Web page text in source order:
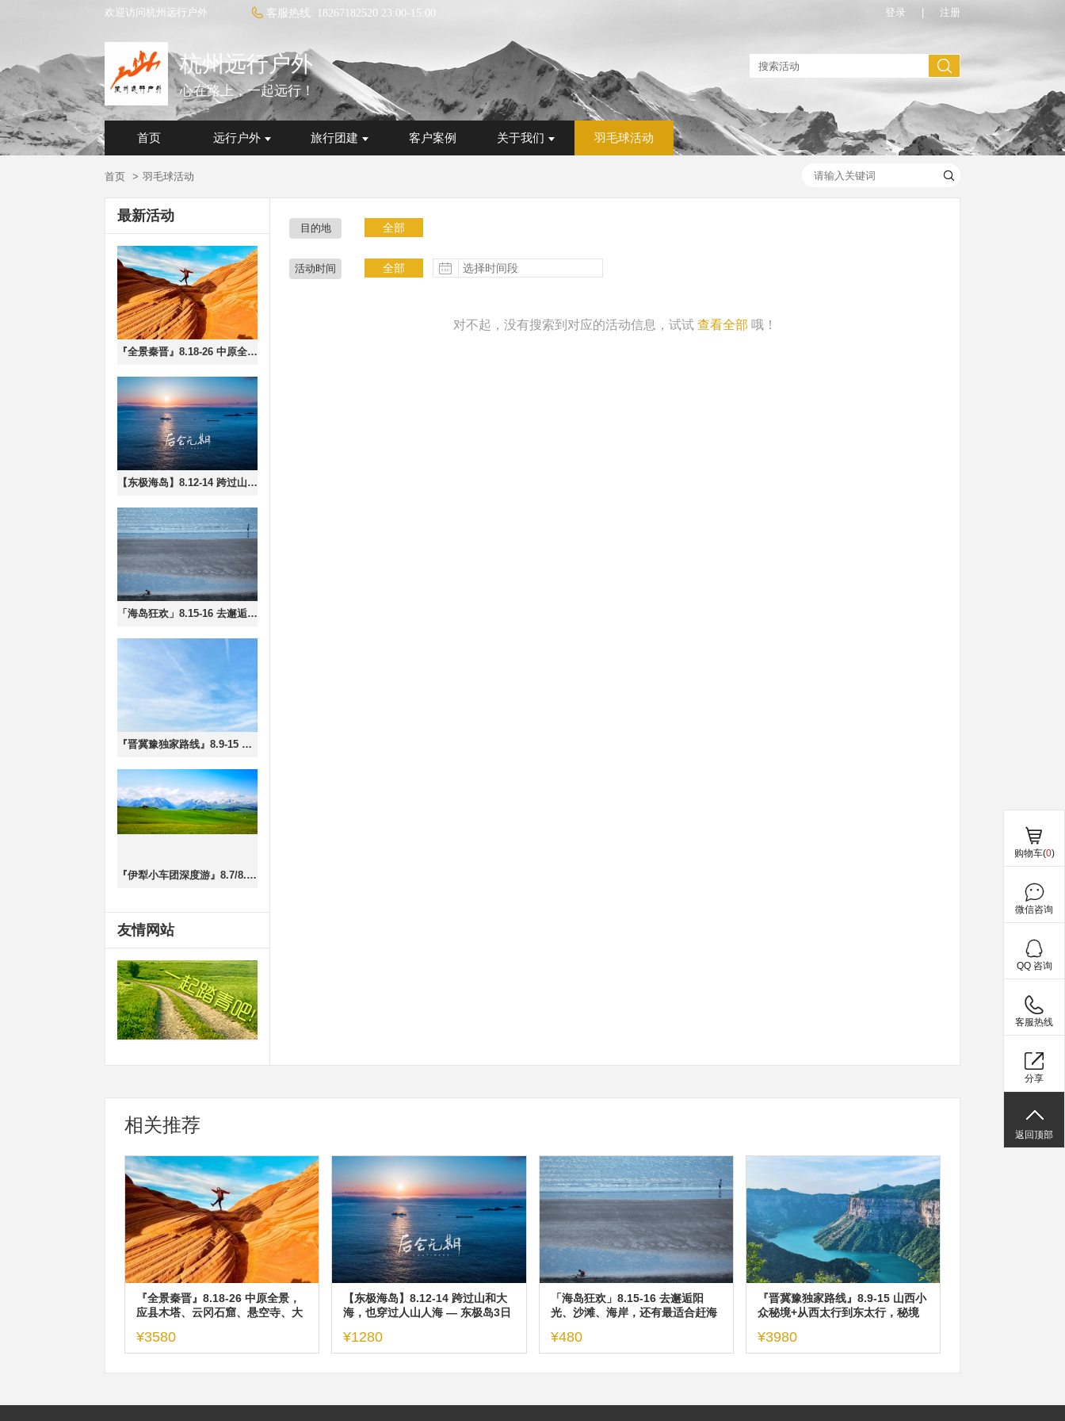
欢迎访问杭州远行户外 客服热线: 18267182520 23:00- 15:00 登录 注册
杭州远行户外
心在路上，一起远行！
首页 远行户外 旅行团建 客户案例 关于我们 羽毛球活动
首页 羽毛球活动
最新活动
『全景秦晋』8.18-26 中原全景，应县木塔、云冈石窟、悬空寺、大同、雨岔大峡谷、波浪谷……
【东极海岛】8.12-14 跨过山和大海，也穿过人山人海 — 东极岛3日行，船票有限先到先得
「海岛狂欢」8.15-16 去邂逅阳光、沙滩、海岸，还有最适合赶海的季节，以及浪漫檀头山！
『晋冀豫独家路线』8.9-15 山西小众秘境+从西太行到东太行，秘境自驾游，三省横跨7天深度游
『伊犁小车团深度游』8.7/8.15/8.23 喀拉峻全景穿越、赛里木湖、独库公路+伊昭公路、夏塔古道，9日王牌路线
友情网站
目的地 全部
活动时间 全部
对不起，没有搜索到对应的活动信息，试试 查看全部 哦！
相关推荐
『全景秦晋』8.18-26 中原全景，
应县木塔、云冈石窟、悬空寺、大
¥3580
【东极海岛】8.12-14 跨过山和大
海，也穿过人山人海 — 东极岛3日
¥1280
「海岛狂欢」8.15-16 去邂逅阳
光、沙滩、海岸，还有最适合赶海
¥480
『晋冀豫独家路线』8.9-15 山西小
众秘境+从西太行到东太行，秘境
¥3980
购物车(0)
微信咨询
QQ 咨询
客服热线
分享
返回顶部